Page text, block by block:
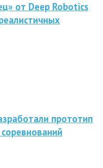
от Deep Robotics
прототип